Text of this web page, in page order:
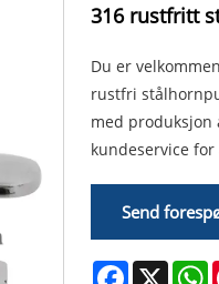
316 rustfritt
Du er
rustfri
med produksjon
kundeservice for
Send
Facebook
X